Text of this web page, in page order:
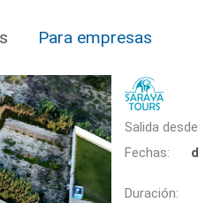
Para empresas
Salida
Fechas:
Duración: